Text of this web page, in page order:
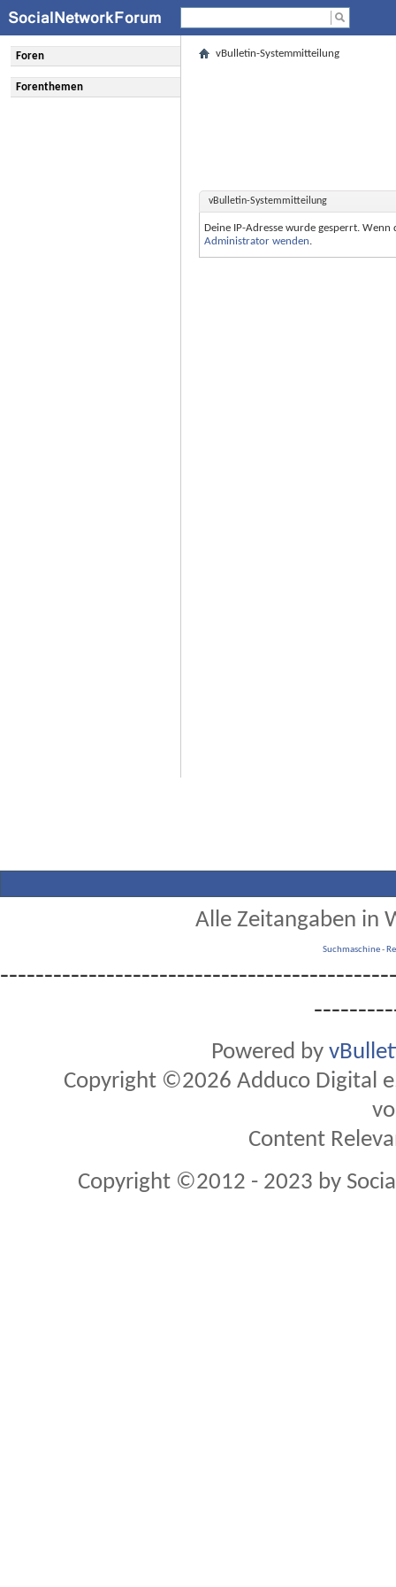
Foren
Forenthemen
vBulletin-Systemmitteilung
vBulletin-Systemmitteilung
Deine IP-Adresse wurde gesperrt.
Administrator wenden.
Alle Zeitangaben in
Suchmaschine-
Powered by
Copyright ©2026 Adduco Digital
Content
Copyright ©2012 - 2023 by